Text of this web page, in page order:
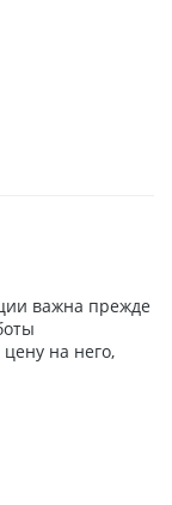
важна прежде
на него,